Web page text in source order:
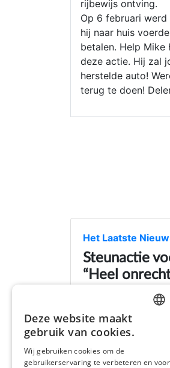
rijbewijs ontving.
Op 6 februari
hij naar huis
betalen. Help Mike
deze actie. Hij zal
herstelde auto!
terug te doen!
Het Laatste
Steunactie
“Heel
AARSELE -
(Tielt) een online
herstellen. Die
een oproep naar
Deze website maakt
gebruik van cookies.
Wij gebruiken cookies om de
gebruikerservaring te verbeteren en voor